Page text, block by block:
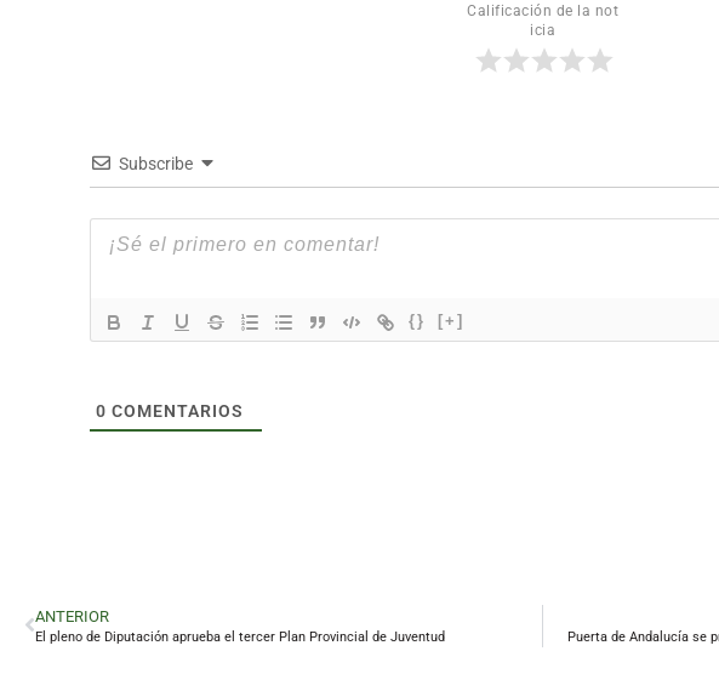
Calificación de la not
icia
Subscribe
{} [+]
0 COMENTARIOS
ANTERIOR
El pleno de Diputación aprueba el tercer Plan Provincial de Juventud